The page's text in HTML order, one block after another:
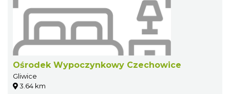
Ośrodek Wypoczynkowy Czechowice
Gliwice
3.64 km